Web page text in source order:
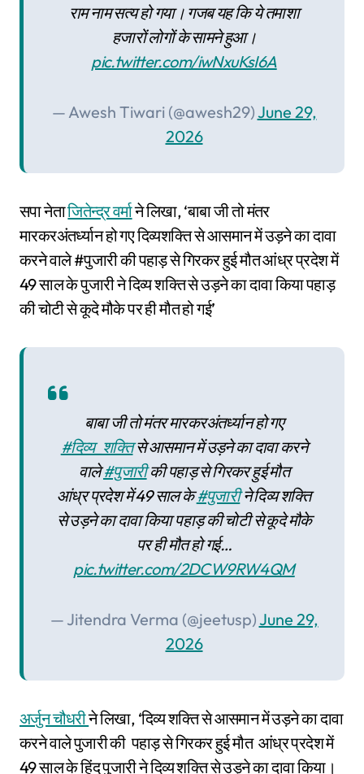
राम नाम सत्य हो गया। गजब यह कि ये तमाशा
हजारों लोगों के सामने हुआ।
pic.twitter.com/iwNxuKsI6A
— Awesh Tiwari (@awesh29)June 29,
2026
सपा नेताजितेन्द्र वर्माने लिखा, ‘बाबा जी तो मंतर
मारकरअंतर्ध्यान हो गए दिव्यशक्ति से आसमान में उड़ने का दावा
करने वाले #पुजारी की पहाड़ से गिरकर हुई मौत आंध्र प्रदेश में
49 साल के पुजारी ने दिव्य शक्ति से उड़ने का दावा किया पहाड़
की चोटी से कूदे मौके पर ही मौत हो गई’
बाबा जी तो मंतर मारकरअंतर्ध्यान हो गए
#दिव्य_शक्तिसे आसमान में उड़ने का दावा करने
वाले#पुजारीकी पहाड़ से गिरकर हुई मौत
आंध्र प्रदेश में 49 साल के#पुजारीने दिव्य शक्ति
से उड़ने का दावा किया पहाड़ की चोटी से कूदे मौके
पर ही मौत हो गई…
pic.twitter.com/2DCW9RW4QM
— Jitendra Verma (@jeetusp)June 29,
2026
अर्जुन चौधरीने लिखा, ‘दिव्य शक्ति से आसमान में उड़ने का दावा
करने वाले पुजारी की पहाड़ से गिरकर हुई मौत आंध्र प्रदेश में
49 साल के हिंदू पुजारी ने दिव्य शक्ति से उड़ने का दावा किया।